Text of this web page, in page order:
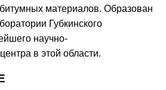
материалов. Образован
Губкинского
научно-
в этой области.